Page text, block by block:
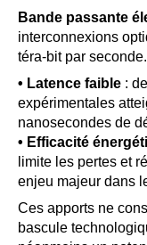
Bande passante
interconnexions
téra‑bit par seconde.
• Latence faible :
expérimentales
nanosecondes de
• Efficacité
limite les pertes et
enjeu majeur dans
Ces apports ne
bascule